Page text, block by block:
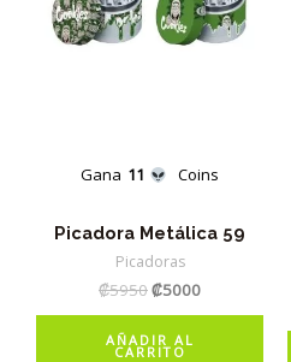
Gana 11 Coins
Picadora Metálica 59
Picadoras
₡5950El
original
era:
₡5000El
AÑADIR AL
CARRITO